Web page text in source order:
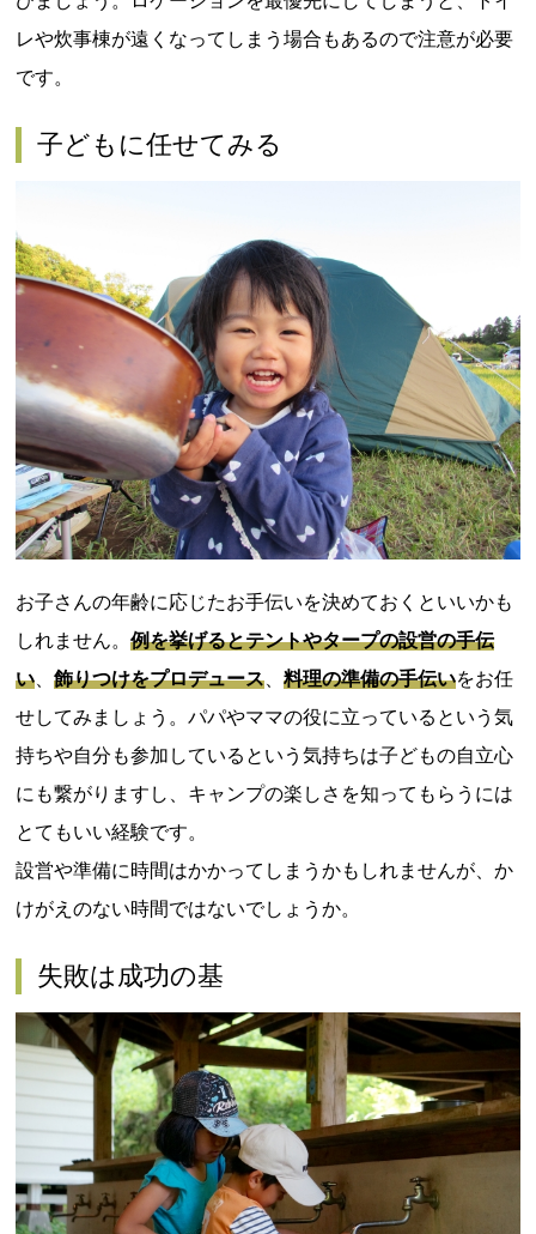
レや炊事棟が遠くなってしまう場合もあるので注意が必要
です。
子どもに任せてみる
お子さんの年齢に応じたお手伝いを決めておくといいかも
しれません。例を挙げるとテントやタープの設営の手伝
い 、飾りつけをプロデュース 、料理の準備の手伝いをお任
せしてみましょう。パパやママの役に立っているという気
持ちや自分も参加しているという気持ちは子どもの自立心
にも繋がりますし、キャンプの楽しさを知ってもらうには
とてもいい経験です。
設営や準備に時間はかかってしまうかもしれませんが、か
けがえのない時間ではないでしょうか。
失敗は成功の基